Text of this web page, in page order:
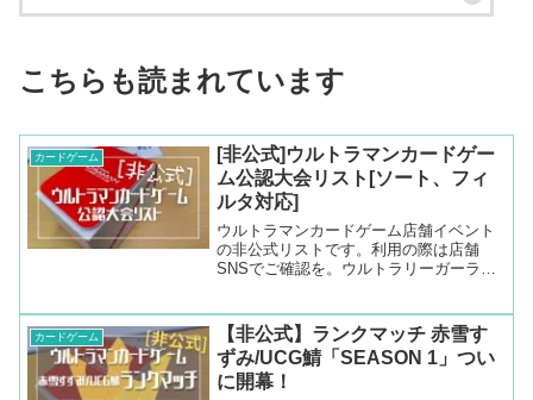
こちらも読まれています
カードゲーム
[非公式]ウルトラマンカードゲー
ム公認大会リスト[ソート、フィ
ルタ対応]
ウルトラマンカードゲーム店舗イベント
の非公式リストです。利用の際は店舗
SNSでご確認を。ウルトラリーガーライ
カードゲーム
【非公式】ランクマッチ 赤雪す
ずみ/UCG鯖「SEASON 1」つい
に開幕！